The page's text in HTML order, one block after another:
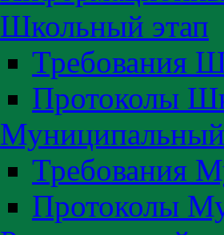
Школьный этап
Требования
Протоколы
Муниципальный
Требования
Протоколы